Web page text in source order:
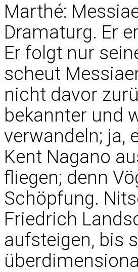
Marthé:
Dramaturg. Er
Er folgt nur
scheut
nicht davor
bekannter und
verwandeln; ja,
Kent Nagano
fliegen; denn
Schöpfung.
Friedrich
aufsteigen, bis